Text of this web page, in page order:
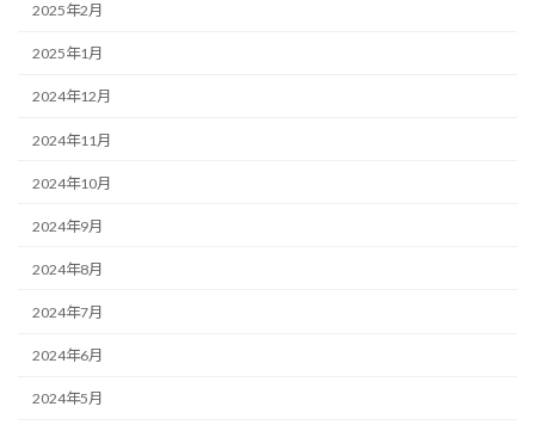
2025年2月
2025年1月
2024年12月
2024年11月
2024年10月
2024年9月
2024年8月
2024年7月
2024年6月
2024年5月